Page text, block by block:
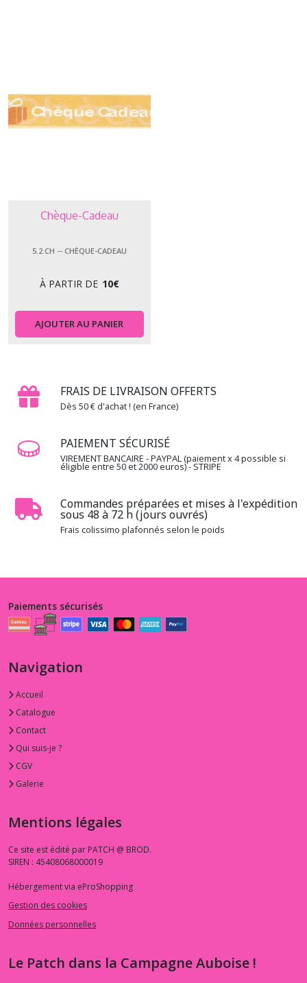
Chèque-Cadeau
5.2.CH -- CHÈQUE-CADEAU
À PARTIR DE 10€
AJOUTER AU PANIER
FRAIS DE LIVRAISON OFFERTS
Dès 50 € d'achat ! (en France)
PAIEMENT SÉCURISÉ
VIREMENT BANCAIRE - PAYPAL (paiement x 4 possible si
éligible entre 50 et 2000 euros) - STRIPE
Commandes préparées et mises à l'expédition
sous 48 à 72 h (jours ouvrés)
Frais colissimo plafonnés selon le poids
Paiements sécurisés
Navigation
Accueil
Catalogue
Contact
Qui suis-je ?
CGV
Galerie
Mentions légales
Ce site est édité par PATCH @ BROD.
SIREN : 45408068000019
Hébergement via eProShopping
Gestion des cookies
Données personnelles
Le Patch dans la Campagne Auboise !